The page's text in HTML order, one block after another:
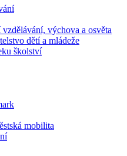
výchova a osvěta
dětí a mládeže
školství
mobilita